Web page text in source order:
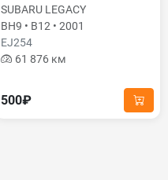
SUBARU LEGACY
BH9 • B12 • 2001
EJ254
61 876 км
500₽